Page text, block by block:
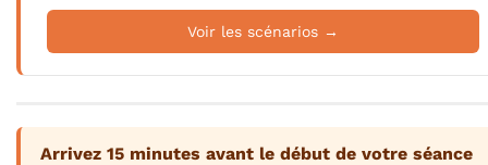
Voir les scénarios →
Arrivez 15 minutes avant le début de votre séance